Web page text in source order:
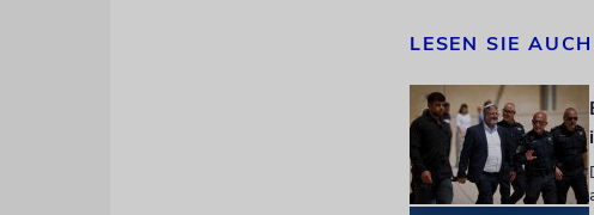
LESEN SIE AUCH